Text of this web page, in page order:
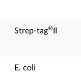
Strep-tag®
E. coli